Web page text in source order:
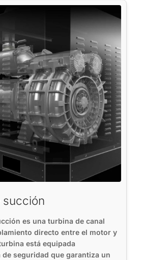
succión
es una turbina de canal
directo entre el motor y
está equipada
seguridad que garantiza un